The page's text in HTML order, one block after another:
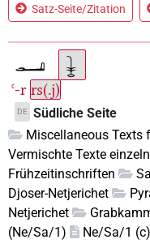
Satz-Seite/Zitation
ꜥ-r rs(.j)
DE Südliche Seite
Miscellaneous Texts
Vermischte Texte
Frühzeitinschriften
Djoser-Netjerichet
Netjerichet
(Ne/Sa/1)
Ne/Sa/1 (c)